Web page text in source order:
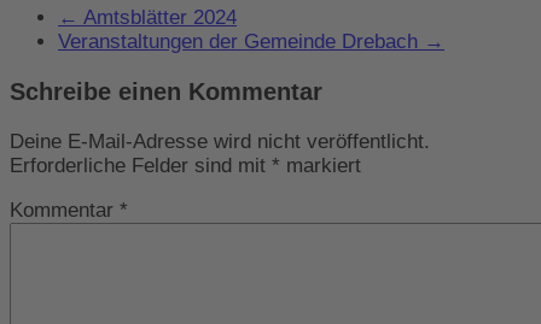
← Amtsblätter 2024
Veranstaltungen der Gemeinde Drebach →
Schreibe einen Kommentar
Deine E-Mail-Adresse wird nicht veröffentlicht.
Erforderliche Felder sind mit * markiert
Kommentar *